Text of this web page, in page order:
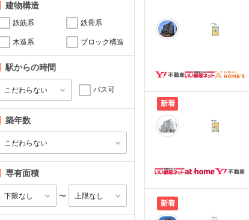
建物構造
鉄筋系 鉄骨系
木造系 ブロック構造
駅からの時間
バス可
築年数
専有面積
〜
新着
新着